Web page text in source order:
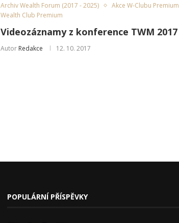
Archiv Wealth Forum (2017 - 2025)
Akce W-Clubu Premium
Wealth Club Premium
Videozáznamy z konference TWM 2017
Autor Redakce 12. 10. 2017
POPULÁRNÍ PŘÍSPĚVKY